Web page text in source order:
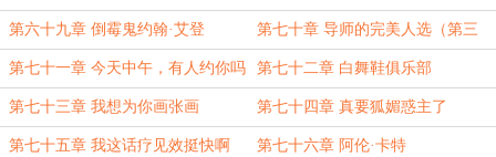
第六十九章 倒霉鬼约翰·艾登 第七十章 导师的完美人选（第三
更）
第七十一章 今天中午，有人约你吗
（第四更，共一万四千字）
第七十二章 白舞鞋俱乐部
第七十三章 我想为你画张画 第七十四章 真要狐媚惑主了
第七十五章 我这话疗见效挺快啊 第七十六章 阿伦·卡特